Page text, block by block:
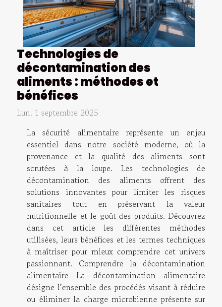
Technologies de
décontamination des
aliments : méthodes et
bénéfices
Lun. 1 septembre 2025
La sécurité alimentaire représente un enjeu
essentiel dans notre société moderne, où la
provenance et la qualité des aliments sont
scrutées à la loupe. Les technologies de
décontamination des aliments offrent des
solutions innovantes pour limiter les risques
sanitaires tout en préservant la valeur
nutritionnelle et le goût des produits. Découvrez
dans cet article les différentes méthodes
utilisées, leurs bénéfices et les termes techniques
à maîtriser pour mieux comprendre cet univers
passionnant. Comprendre la décontamination
alimentaire La décontamination alimentaire
désigne l’ensemble des procédés visant à réduire
ou éliminer la charge microbienne présente sur